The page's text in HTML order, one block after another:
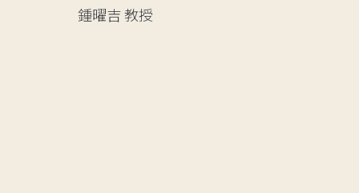
鍾曜吉教授